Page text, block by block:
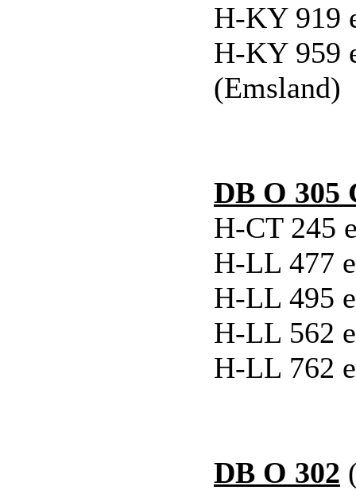
H-KY 919
H-KY 959
(Emsland)
DB O 305
H-CT 245
H-LL 477
H-LL 495
H-LL 562
H-LL 762
DB O 302